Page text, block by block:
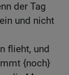
der Tag
und nicht
flieht, und
{noch}